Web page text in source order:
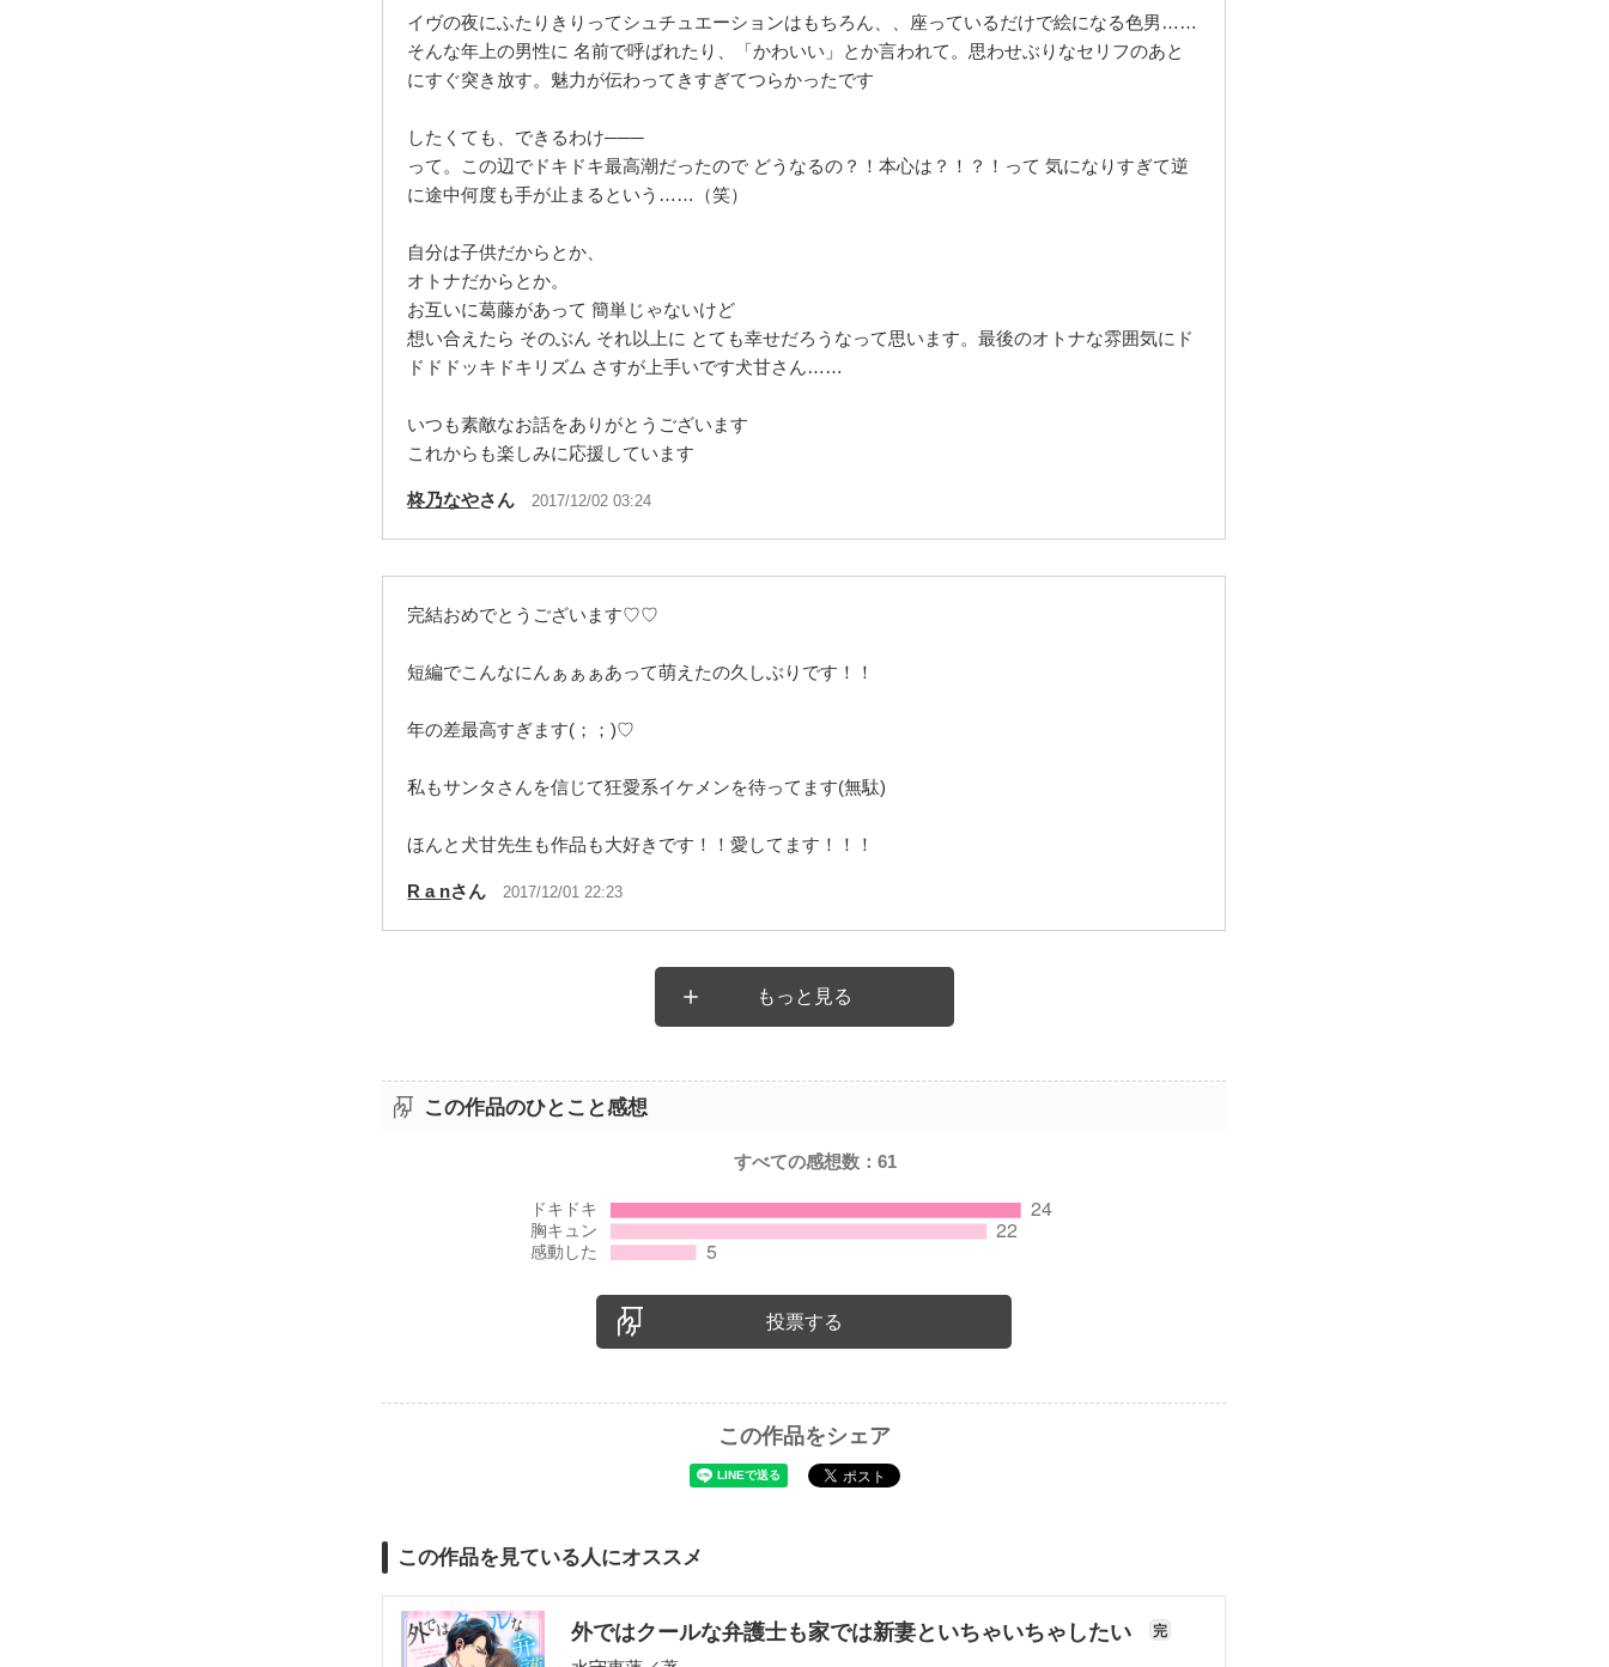
イヴの夜にふたりきりってシュチュエーションはもちろん、、座っているだけで絵になる色男……
そんな年上の男性に 名前で呼ばれたり、「かわいい」とか言われて。思わせぶりなセリフのあと
にすぐ突き放す。魅力が伝わってきすぎてつらかったです
したくても、できるわけ───
って。この辺でドキドキ最高潮だったので どうなるの？！本心は？！？！って 気になりすぎて逆
に途中何度も手が止まるという……（笑）
自分は子供だからとか、
オトナだからとか。
お互いに葛藤があって 簡単じゃないけど
想い合えたら そのぶん それ以上に とても幸せだろうなって思います。最後のオトナな雰囲気にド
ドドドッキドキリズム さすが上手いです犬甘さん……
いつも素敵なお話をありがとうございます
これからも楽しみに応援しています
柊乃なやさん 2017/12/02 03:24
完結おめでとうございます♡♡
短編でこんなにんぁぁぁあって萌えたの久しぶりです！！
年の差最高すぎます(；；)♡
私もサンタさんを信じて狂愛系イケメンを待ってます(無駄)
ほんと犬甘先生も作品も大好きです！！愛してます！！！
R a nさん 2017/12/01 22:23
もっと見る
この作品のひとこと感想
すべての感想数：61
投票する
この作品をシェア
この作品を見ている人にオススメ
外ではクールな弁護士も家では新妻といちゃいちゃしたい 完